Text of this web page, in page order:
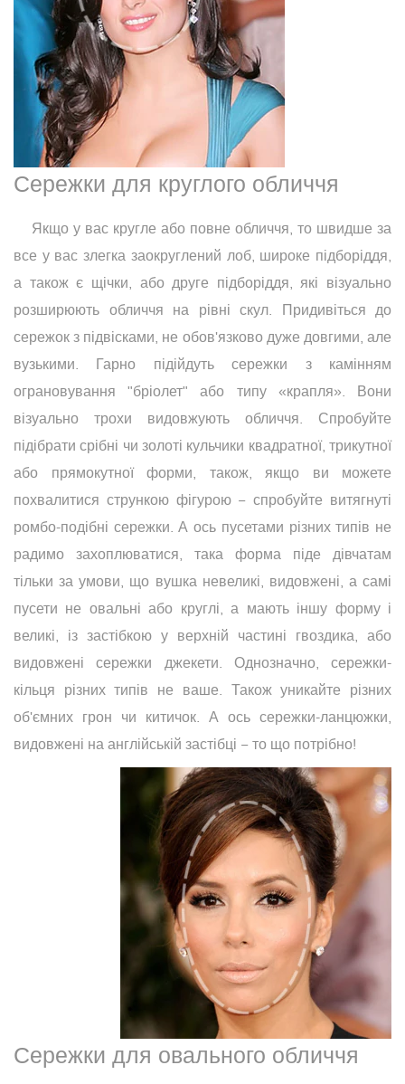
Сережки для круглого обличчя
Якщо у вас кругле або повне обличчя, то швидше за
все у вас злегка заокруглений лоб, широке підборіддя,
а також є щічки, або друге підборіддя, які візуально
розширюють обличчя на рівні скул. Придивіться до
сережок з підвісками, не обов'язково дуже довгими, але
вузькими. Гарно підійдуть сережки з камінням
ограновування "бріолет" або типу «крапля». Вони
візуально трохи видовжують обличчя. Спробуйте
підібрати срібні чи золоті кульчики квадратної, трикутної
або прямокутної форми, також, якщо ви можете
похвалитися стрункою фігурою − спробуйте витягнуті
ромбо-подібні сережки. А ось пусетами різних типів не
радимо захоплюватися, така форма піде дівчатам
тільки за умови, що вушка невеликі, видовжені, а самі
пусети не овальні або круглі, а мають іншу форму і
великі, із застібкою у верхній частині гвоздика, або
видовжені сережки джекети. Однозначно, сережки-
кільця різних типів не ваше. Також уникайте різних
об'ємних грон чи китичок. А ось сережки-ланцюжки,
видовжені на англійській застібці − то що потрібно!
Сережки для овального обличчя